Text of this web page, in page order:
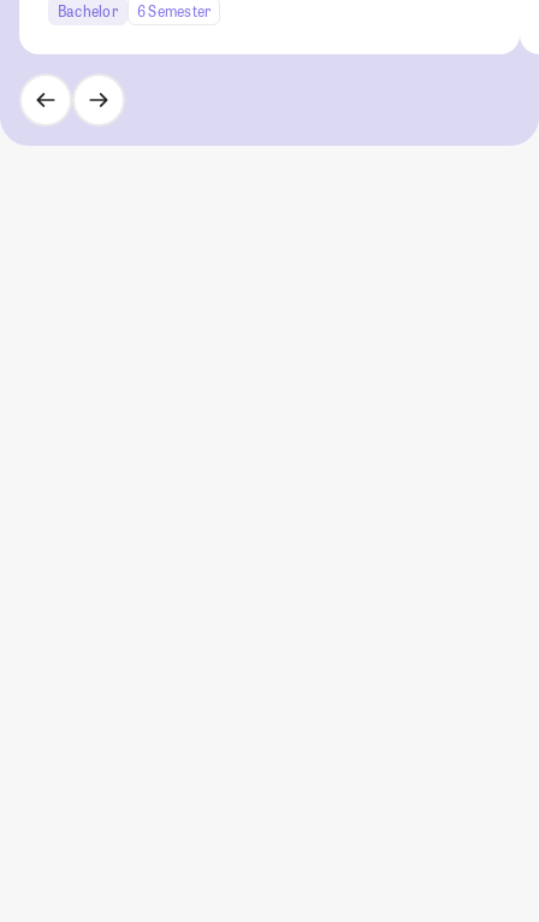
Bachelor 6 Semester